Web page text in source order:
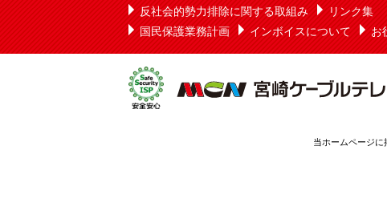
反社会的勢力排除に関する取組み
リンク集
国民保護業務計画
インボイスについて お
当ホームページに